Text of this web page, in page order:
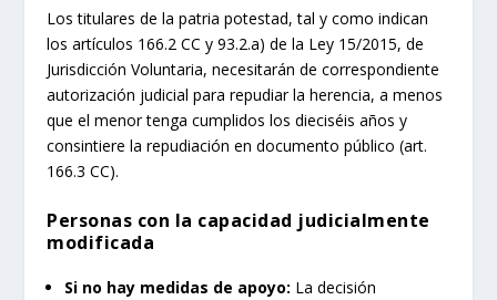
Los titulares de la patria potestad, tal y como indican
los artículos 166.2 CC y 93.2.a) de la Ley 15/2015, de
Jurisdicción Voluntaria, necesitarán de correspondiente
autorización judicial para repudiar la herencia, a menos
que el menor tenga cumplidos los dieciséis años y
consintiere la repudiación en documento público (art.
166.3 CC).
Personas con la capacidad judicialmente
modificada
Si no hay medidas de apoyo: La decisión